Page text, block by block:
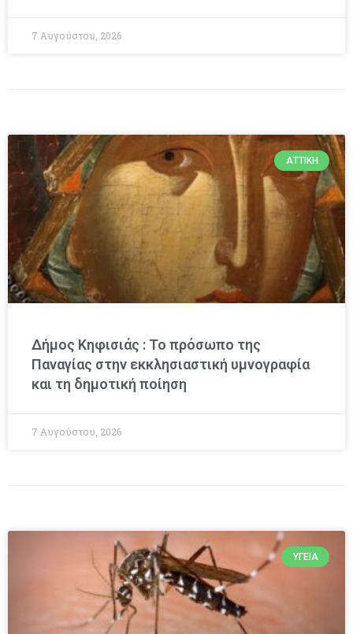
7 Αυγούστου, 2026
ΑΤΤΙΚΉ
Δήμος Κηφισιάς : Το πρόσωπο της
Παναγίας στην εκκλησιαστική υμνογραφία
και τη δημοτική ποίηση
7 Αυγούστου, 2026
ΥΓΕΊΑ